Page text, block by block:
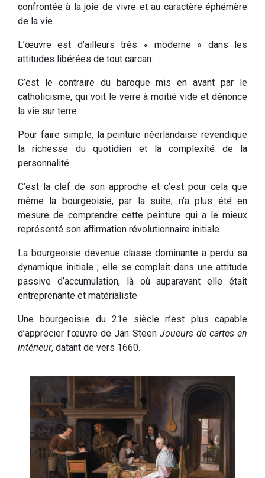
confrontée à la joie de vivre et au caractère éphémère
de la vie.
L’œuvre est d’ailleurs très « moderne » dans les
attitudes libérées de tout carcan.
C’est le contraire du baroque mis en avant par le
catholicisme, qui voit le verre à moitié vide et dénonce
la vie sur terre.
Pour faire simple, la peinture néerlandaise revendique
la richesse du quotidien et la complexité de la
personnalité.
C’est la clef de son approche et c’est pour cela que
même la bourgeoisie, par la suite, n’a plus été en
mesure de comprendre cette peinture qui a le mieux
représenté son affirmation révolutionnaire initiale.
La bourgeoisie devenue classe dominante a perdu sa
dynamique initiale ; elle se complaît dans une attitude
passive d’accumulation, là où auparavant elle était
entreprenante et matérialiste.
Une bourgeoisie du 21e siècle n’est plus capable
d’apprécier l’œuvre de Jan Steen Joueurs de cartes en
intérieur, datant de vers 1660.